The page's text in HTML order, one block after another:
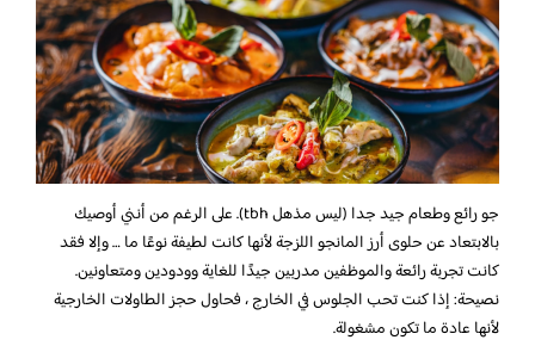
جو رائع وطعام جيد جدا (ليس مذهل tbh). على الرغم من أنني أوصيك
بالابتعاد عن حلوى أرز المانجو اللزجة لأنها كانت لطيفة نوعًا ما … وإلا فقد
كانت تجربة رائعة والموظفين مدربين جيدًا للغاية وودودين ومتعاونين.
نصيحة: إذا كنت تحب الجلوس في الخارج ، فحاول حجز الطاولات الخارجية
لأنها عادة ما تكون مشغولة.